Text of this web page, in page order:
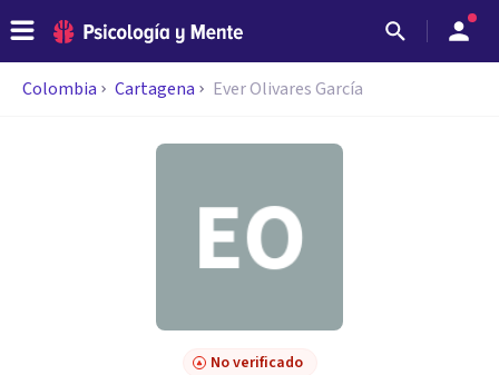
Colombia Cartagena Ever Olivares García
No verificado